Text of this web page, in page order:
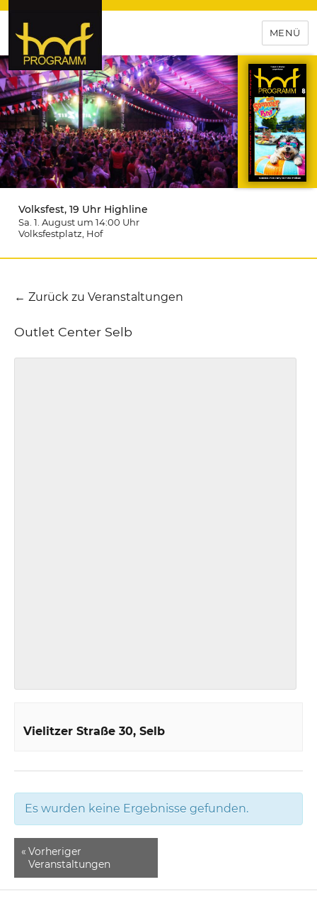
hof-programm – das
Veranstaltungsportal für
Hochfranken
MENÜ
Volksfest, 19 Uhr Highline
Sa. 1. August um 14:00 Uhr
Volksfestplatz , Hof
← Zurück zu Veranstaltungen
Outlet Center Selb
Vielitzer Straße 30 Selb
Es wurden keine Ergebnisse gefunden.
« Vorheriger
Veranstaltungen